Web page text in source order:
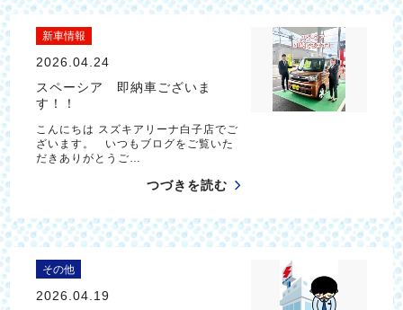
新車情報
2026.04.24
スペーシア 即納車ございま
す！！
こんにちは スズキアリーナ白子店でご
ざいます。 いつもブログをご覧いた
だきありがとうご…
つづきを読む
その他
2026.04.19